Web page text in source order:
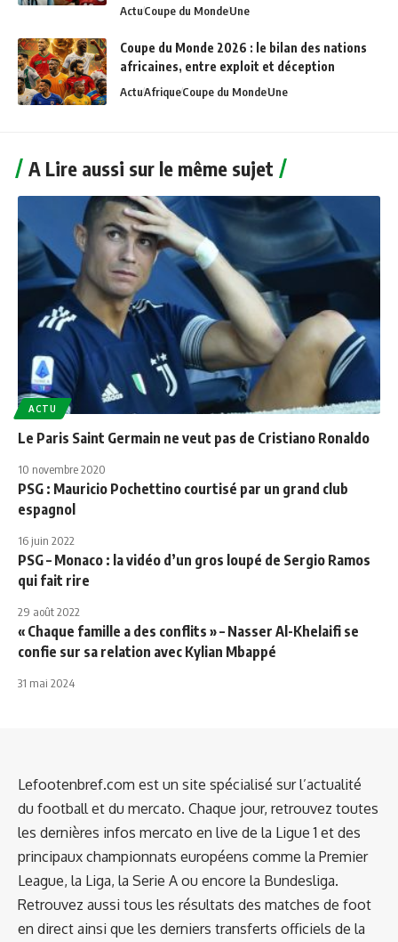
ActuCoupe du MondeUne
Coupe du Monde 2026 : le bilan des nations
africaines, entre exploit et déception
ActuAfriqueCoupe du MondeUne
A Lire aussi sur le même sujet
ACTU
Le Paris Saint Germain ne veut pas de Cristiano Ronaldo
10 novembre 2020
PSG : Mauricio Pochettino courtisé par un grand club
espagnol
16 juin 2022
PSG – Monaco : la vidéo d’un gros loupé de Sergio Ramos
qui fait rire
29 août 2022
« Chaque famille a des conflits » – Nasser Al-Khelaifi se
confie sur sa relation avec Kylian Mbappé
31 mai 2024
Lefootenbref.com est un site spécialisé sur l’actualité
du football et du mercato. Chaque jour, retrouvez toutes
les dernières infos mercato en live de la Ligue 1 et des
principaux championnats européens comme la Premier
League, la Liga, la Serie A ou encore la Bundesliga.
Retrouvez aussi tous les résultats des matches de foot
en direct ainsi que les derniers transferts officiels de la